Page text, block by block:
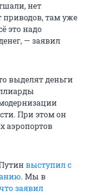
нет
приводов, там уже
это надо
— заявил
выделят деньги
При этом он
аэропортов
выступил с
. Мы в
заявил